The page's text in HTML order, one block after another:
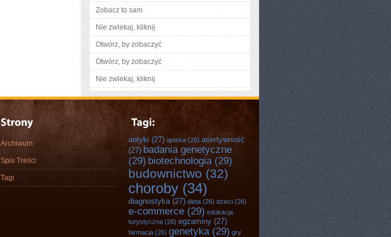
Zobacz to sam
Nie zwlekaj, kliknij
Otwórz, by zobaczyć
Otwórz, by zobaczyć
Nie zwlekaj, kliknij
Archiwum
Spis Treści
Tagi
antyki (27) apteka (26) asertywność
(27) badania genetyczne
(29) biotechnologia (29)
budownictwo (32)
choroby (34)
diagnostyka(27) dieta (26) dzieci (26)
e-commerce (29) edukacja
turystyczna (26) egzaminy (27)
farmacja (26) genetyka (29) gry